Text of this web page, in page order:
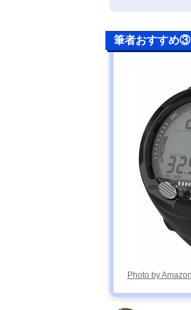
筆者おすすめ③
Photo by Amazon